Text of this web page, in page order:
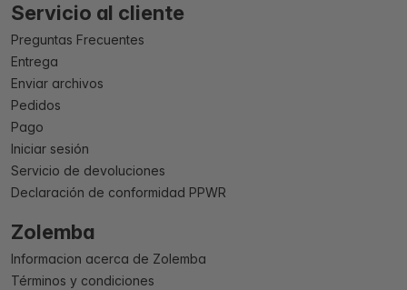
Servicio al cliente
Preguntas Frecuentes
Entrega
Enviar archivos
Pedidos
Pago
Iniciar sesión
Servicio de devoluciones
Declaración de conformidad PPWR
Zolemba
Informacion acerca de Zolemba
Términos y condiciones